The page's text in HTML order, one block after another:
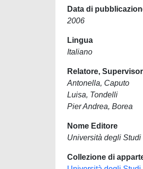
Data di
2006
Lingua
Italiano
Relatore,
Antonella, Caputo
Luisa, Tondelli
Pier Andrea, Borea
Nome Editore
Università degli Studi
Collezione di